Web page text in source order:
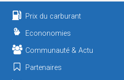
Prix du carburant
Econonomies
Communauté & Actu
Partenaires